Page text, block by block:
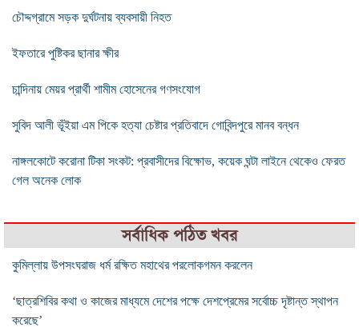
চৌদ্দগ্রামে সড়ক দুর্ঘটনায় ব্যবসায়ী নিহত
ইফতারে পুষ্টিকর ছানার ক্ষীর
চান্দিনায় মেয়র প্রার্থী শামীম হোসেনের গণসংযোগ
সুবিদ আলী ভূঁইয়া এম পিকে হত্যা চেষ্টার প্রতিবাদে গোবিন্দপুরে মানব বন্ধন
নাঙ্গলকোটে করোনা টিকা সংকট: প্রবাসীদের বিক্ষোভ, কয়েক ঘন্টা লাইনে থেকেও ফেরত
গেল অনেক লোক
সর্বাধিক পঠিত খবর
কুমিল্লায় উপসংঘরাজ ধর্ম রক্ষিত মহাথের পরলোকগমন করলেন
‘ছাত্রশিবির কথা ও কাজের মাধ্যমে দেশের পক্ষে দেশপ্রেমের সর্বোচ্চ দৃষ্টান্ত স্থাপন
করেছে’